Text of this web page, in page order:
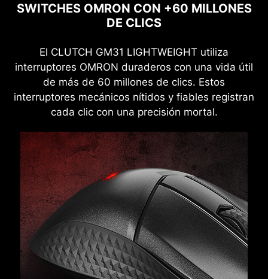
SWITCHES OMRON CON +60 MILLONES
DE CLICS
El CLUTCH GM31 LIGHTWEIGHT utiliza
interruptores OMRON duraderos con una vida útil
de más de 60 millones de clics. Estos
interruptores mecánicos nítidos y fiables registran
cada clic con una precisión mortal.